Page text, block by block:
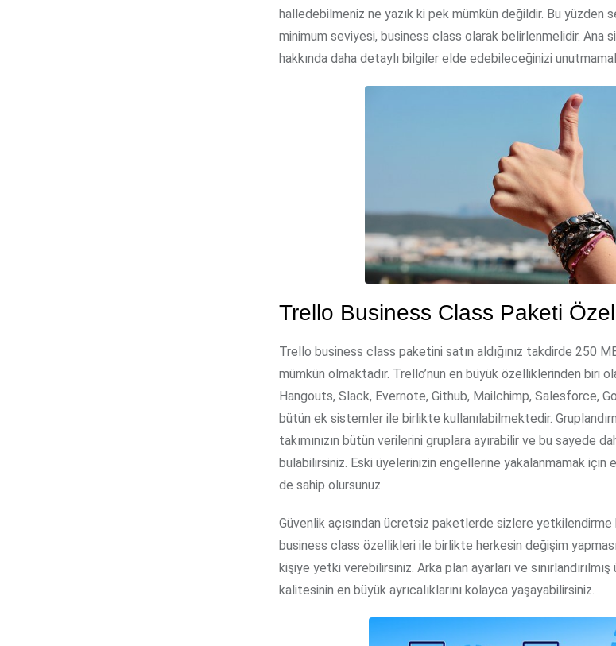
halledebilmeniz ne yazık ki pek mümkün değildir. Bu yüzden
minimum seviyesi, business class olarak belirlenmelidir. Ana
hakkında daha detaylı bilgiler elde edebileceğinizi
Trello Business Class Paketi
Trello business class paketini satın aldığınız takdirde 250
mümkün olmaktadır. Trello’nun en büyük özelliklerinden biri
Hangouts, Slack, Evernote, Github, Mailchimp, Salesforce,
bütün ek sistemler ile birlikte kullanılabilmektedir.
takımınızın bütün verilerini gruplara ayırabilir ve bu sayede
bulabilirsiniz. Eski üyelerinizin engellerine yakalanmamak
de sahip olursunuz.
Güvenlik açısından ücretsiz paketlerde sizlere
business class özellikleri ile birlikte herkesin değişim
kişiye yetki verebilirsiniz. Arka plan ayarları ve
kalitesinin en büyük ayrıcalıklarını kolayca yaşayabilirsiniz.